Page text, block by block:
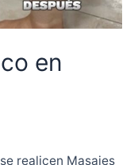
en
realicen Masajes